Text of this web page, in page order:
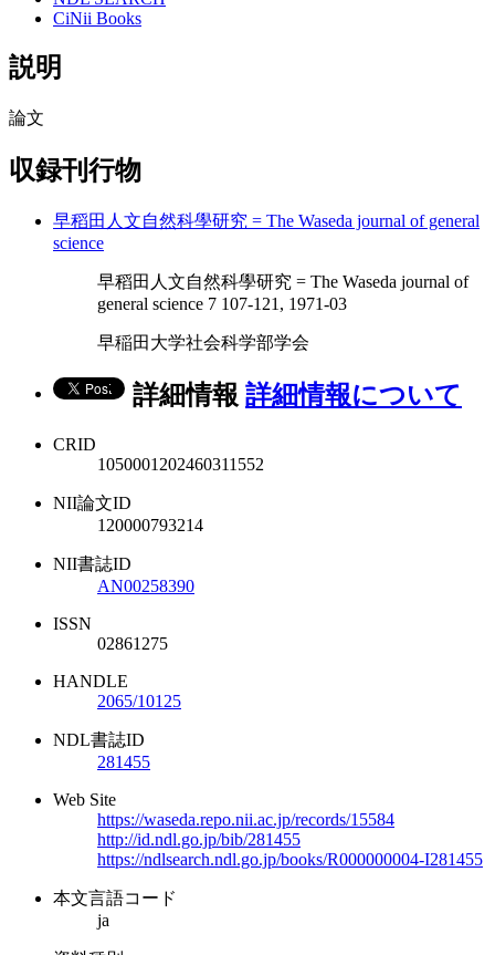
CiNii Books
説明
論文
収録刊行物
早稻田人文自然科學研究 = The Waseda journal of general
science
早稻田人文自然科學研究 = The Waseda journal of
general science 7 107-121, 1971-03
早稲田大学社会科学部学会
詳細情報 詳細情報について
CRID
1050001202460311552
NII論文ID
120000793214
NII書誌ID
AN00258390
ISSN
02861275
HANDLE
2065/10125
NDL書誌ID
281455
Web Site
https://waseda.repo.nii.ac.jp/records/15584
http://id.ndl.go.jp/bib/281455
https://ndlsearch.ndl.go.jp/books/R000000004-I281455
本文言語コード
ja